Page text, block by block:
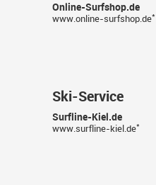
Online-Surfshop.de
www.online-surfshop.de*
Ski-Service
Surfline-Kiel.de
www.surfline-kiel.de*